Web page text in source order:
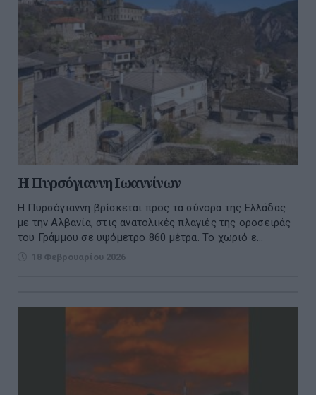
H Πυρσόγιαννη Ιωαννίνων
Η Πυρσόγιαννη βρίσκεται προς τα σύνορα της Ελλάδας
με την Αλβανία, στις ανατολικές πλαγιές της οροσειράς
του Γράμμου σε υψόμετρο 860 μέτρα. Το χωριό ε...
18 Φεβρουαρίου 2026